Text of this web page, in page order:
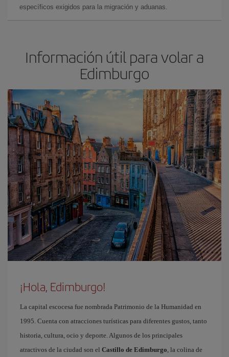
específicos exigidos para la migración y aduanas.
Información útil para volar a
Edimburgo
¡Hola, Edimburgo!
La capital escocesa fue nombrada Patrimonio de la Humanidad en
1995. Cuenta con atracciones turísticas para diferentes gustos, tanto
historia, cultura, ocio y deporte. Algunos de los principales
atractivos de la ciudad son el Castillo de Edimburgo, la colina de